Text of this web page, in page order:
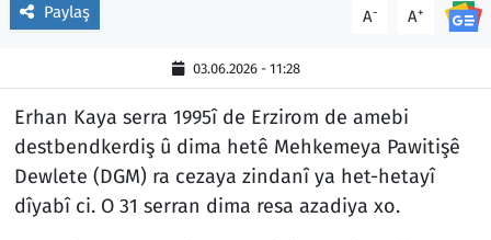
Paylaş A- A+
03.06.2026 - 11:28
Erhan Kaya serra 1995î de Erzirom de amebi
destbendkerdiş û dima hetê Mehkemeya Pawitişê
Dewlete (DGM) ra cezaya zindanî ya het-hetayî
dîyabî ci. O 31 serran dima resa azadiya xo.